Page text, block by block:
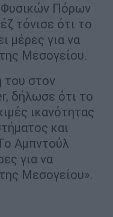
Φυσικών Πόρων
τόνισε ότι το
μέρες για να
Μεσογείου.
του στον
δήλωσε ότι το
ικανότητας
και
Αμπντούλ
για να
Μεσογείου».